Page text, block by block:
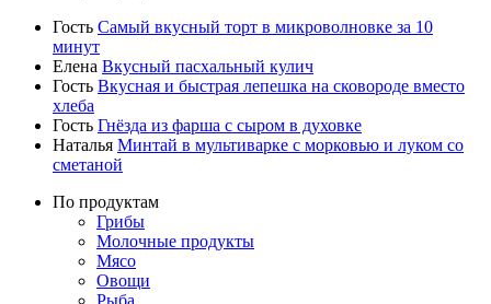
Гость Самый вкусный торт в микроволновке за 10
минут
Елена Вкусный пасхальный кулич
Гость Вкусная и быстрая лепешка на сковороде вместо
хлеба
Гость Гнёзда из фарша с сыром в духовке
Наталья Минтай в мультиварке с морковью и луком со
сметаной
По продуктам
Грибы
Молочные продукты
Мясо
Овощи
Рыба